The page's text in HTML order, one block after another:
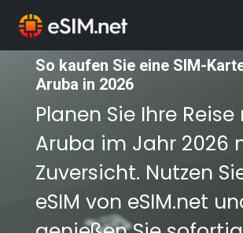
So kaufen Sie eine SIM-
Aruba in 2026
Planen Sie Ihre
Aruba im Jahr 2026
Zuversicht. Nutzen
eSIM von eSIM.net
So kaufen Sie eine SIM-
Aruba in 2026
Planen Sie Ihre
Aruba im Jahr 2026
Zuversicht. Nutzen
eSIM von eSIM.net